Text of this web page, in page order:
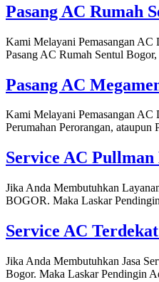
Pasang AC Rumah
Kami Melayani Pemasangan
Pasang AC Rumah Sentul
Pasang AC
Kami Melayani Pemasangan
Perumahan Perorangan,
Service AC Pullman
Jika Anda Membutuhkan
BOGOR. Maka Laskar
Service AC
Jika Anda Membutuhkan Jasa
Bogor. Maka Laskar Pendingin